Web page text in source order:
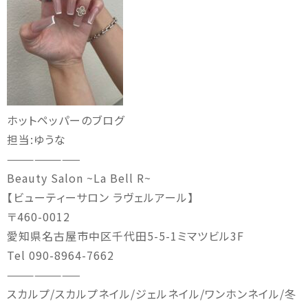
ホットペッパーのブログ
担当:ゆうな
————————
Beauty Salon ~La Bell R~
【ビューティーサロン ラヴェルアール】
〒460-0012
愛知県名古屋市中区千代田5-5-1ミマツビル3F
Tel 090-8964-7662
————————
スカルプ/スカルプネイル/ジェルネイル/ワンホンネイル/冬